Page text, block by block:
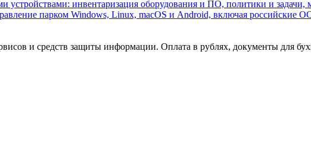
устройствами: инвентаризация оборудования и ПО, политики и
парком Windows, Linux, macOS и Android, включая российские
и средств защиты информации. Оплата в рублях, документы для